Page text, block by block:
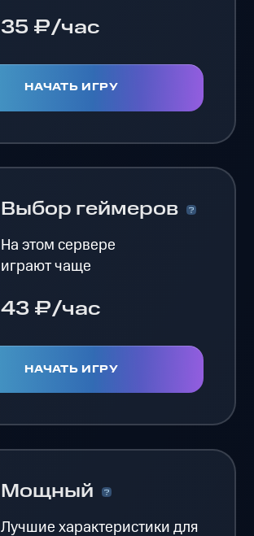
35 ₽/час
НАЧАТЬ ИГРУ
Выбор геймеров
На этом сервере
играют чаще
43 ₽/час
НАЧАТЬ ИГРУ
Мощный
Лучшие характеристики для